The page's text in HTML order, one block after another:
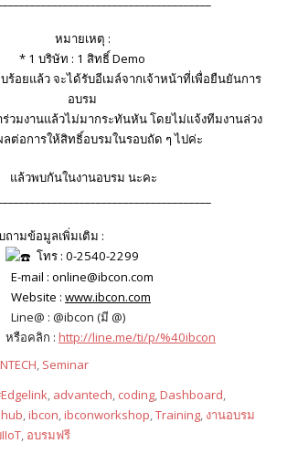
หมายเหตุ :
* 1 บริษัท : 1 สิทธิ์ Demo
ร้อยแล้ว จะได้รับอีเมล์จากเจ้าหน้าที่เพื่อยืนยันการ
อบรม
วมงานแล้วไม่มากระทันหัน โดยไม่แจ้งทีมงานล่วง
ต่อการให้สิทธิ์อบรมในรอบถัด ๆ ไปค่ะ
แล้วพบกันในงานอบรม นะคะ
ถามข้อมูลเพิ่มเติม :
โทร : 0-2540-2299
E-mail : online@ibcon.com
Website : www.ibcon.com
Line@ : @ibcon (มี @)
หรือคลิก : http://line.me/ti/p/%40ibcon
, Seminar
, advantech, coding,Dashboard,
,ibcon,ibconworkshop,Training, งานอบรม
, อบรมฟรี